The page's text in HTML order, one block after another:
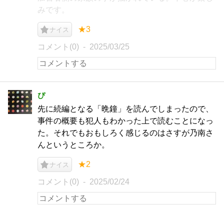
みです。
ナイス ★3
コメント(0) 2025/03/25
ぴ
先に続編となる「晩鐘」を読んでしまったので、
事件の概要も犯人もわかった上で読むことになっ
た。それでもおもしろく感じるのはさすが乃南さ
んというところか。
ナイス ★2
コメント(0) 2025/02/24